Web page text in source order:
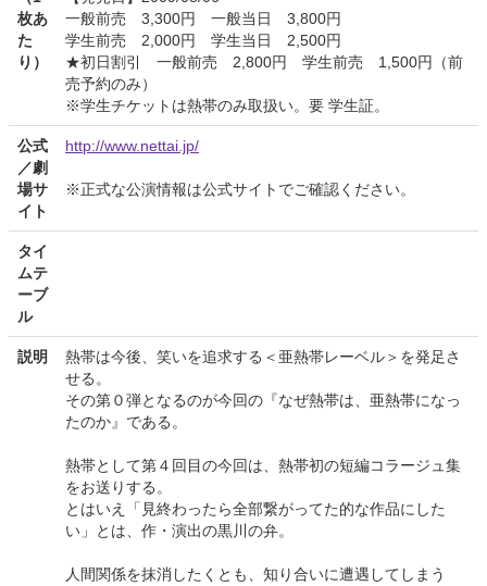
枚あ
た
り）
一般前売 3,300円 一般当日 3,800円
学生前売 2,000円 学生当日 2,500円
★初日割引 一般前売 2,800円 学生前売 1,500円（前
売予約のみ）
※学生チケットは熱帯のみ取扱い。要 学生証。
公式
／劇
場サ
イト
http://www.nettai.jp/
※正式な公演情報は公式サイトでご確認ください。
タイ
ムテ
ーブ
ル
説明
熱帯は今後、笑いを追求する＜亜熱帯レーベル＞を発足さ
せる。
その第０弾となるのが今回の『なぜ熱帯は、亜熱帯になっ
たのか』である。
熱帯として第４回目の今回は、熱帯初の短編コラージュ集
をお送りする。
とはいえ「見終わったら全部繋がってた的な作品にした
い」とは、作・演出の黒川の弁。
人間関係を抹消したくとも、知り合いに遭遇してしまう